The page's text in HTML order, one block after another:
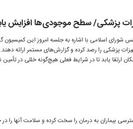
پزشکی/ سطح موجودی‌ها افزایش
اسلامی با اشاره به جلسه امروز این کمیسیون
پزشکی را رصد کرده و گزارش‌های مستمر ارائه
یابد تا در شرایط فعلی هیچ‌گونه خللی در تأمین
بیماران به درمان را سخت کرده و سلامت آنها را